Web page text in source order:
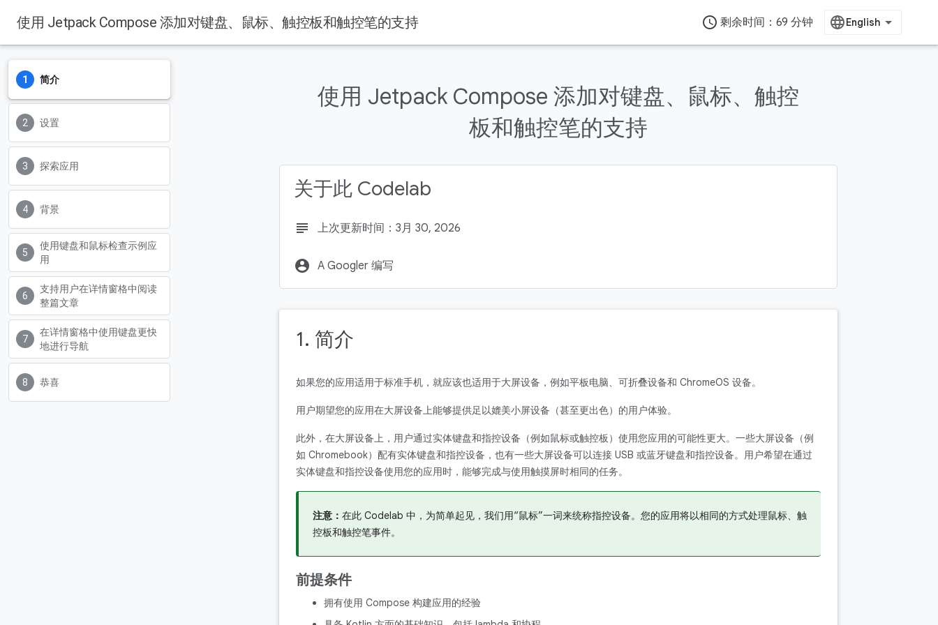
使用 Jetpack Compose 添加对键盘、鼠标、触控板和触控笔的支持 access_time 剩余时间：69 分钟
简介
设置
探索应用
背景
使用键盘和鼠标检查示例应
用
支持用户在详情窗格中阅读
整篇文章
在详情窗格中使用键盘更快
地进行导航
恭喜
使用 Jetpack Compose 添加对键盘、鼠标、触控
板和触控笔的支持
关于此 Codelab
subject 上次更新时间：3月 30, 2026
account_circle A Googler 编写
1. 简介
如果您的应用适用于标准手机，就应该也适用于大屏设备，例如平板电脑、可折叠设备和 ChromeOS 设备。
用户期望您的应用在大屏设备上能够提供足以媲美小屏设备（甚至更出色）的用户体验。
此外，在大屏设备上，用户通过实体键盘和指控设备（例如鼠标或触控板）使用您应用的可能性更大。一些大屏设备（例
如 Chromebook）配有实体键盘和指控设备，也有一些大屏设备可以连接 USB 或蓝牙键盘和指控设备。用户希望在通过
实体键盘和指控设备使用您的应用时，能够完成与使用触摸屏时相同的任务。
注意： 在此 Codelab 中，为简单起见，我们用“鼠标”一词来统称指控设备。 您的应用将以相同的方式处理鼠标、触
控板和触控笔事件。
前提条件
拥有使用 Compose 构建应用的经验